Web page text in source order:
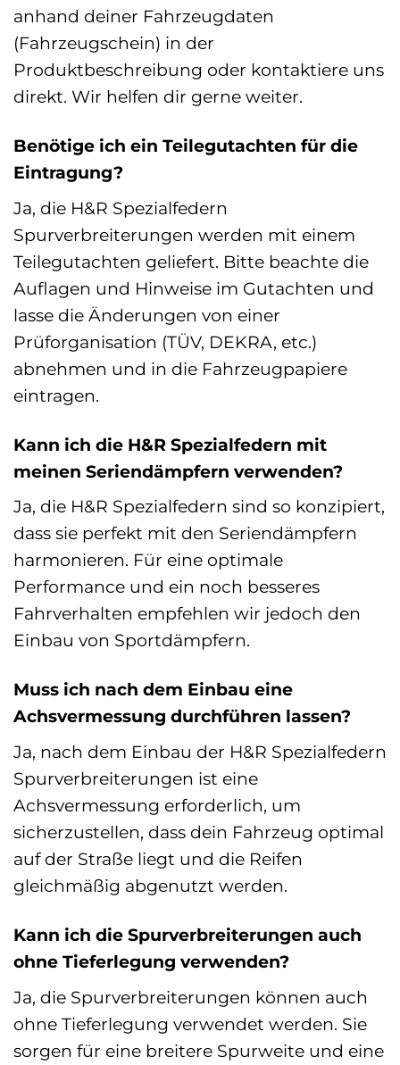
anhand deiner Fahrzeugdaten
(Fahrzeugschein) in der
Produktbeschreibung oder kontaktiere uns
direkt. Wir helfen dir gerne weiter.
Benötige ich ein Teilegutachten für die
Eintragung?
Ja, die H&R Spezialfedern
Spurverbreiterungen werden mit einem
Teilegutachten geliefert. Bitte beachte die
Auflagen und Hinweise im Gutachten und
lasse die Änderungen von einer
Prüforganisation (TÜV, DEKRA, etc.)
abnehmen und in die Fahrzeugpapiere
eintragen.
Kann ich die H&R Spezialfedern mit
meinen Seriendämpfern verwenden?
Ja, die H&R Spezialfedern sind so konzipiert,
dass sie perfekt mit den Seriendämpfern
harmonieren. Für eine optimale
Performance und ein noch besseres
Fahrverhalten empfehlen wir jedoch den
Einbau von Sportdämpfern.
Muss ich nach dem Einbau eine
Achsvermessung durchführen lassen?
Ja, nach dem Einbau der H&R Spezialfedern
Spurverbreiterungen ist eine
Achsvermessung erforderlich, um
sicherzustellen, dass dein Fahrzeug optimal
auf der Straße liegt und die Reifen
gleichmäßig abgenutzt werden.
Kann ich die Spurverbreiterungen auch
ohne Tieferlegung verwenden?
Ja, die Spurverbreiterungen können auch
ohne Tieferlegung verwendet werden. Sie
sorgen für eine breitere Spurweite und eine